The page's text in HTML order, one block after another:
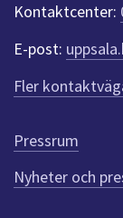
e
r
f
ö
r
e
n
n
a
Kontaktcenter:
E-post:
Fler
Pressrum
Nyheter och